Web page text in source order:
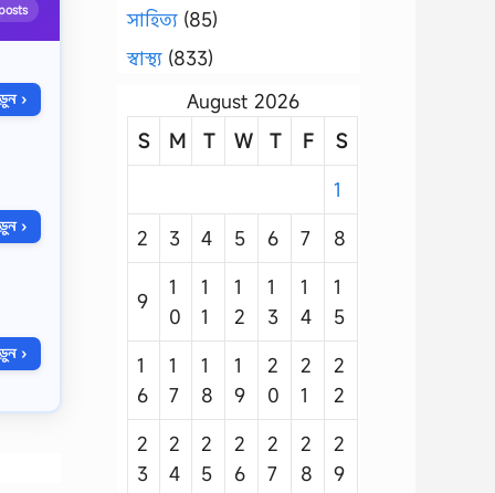
›
›
›
সাহিত্য(85)
স্বাস্থ্য(833)
August 2026
S
M T W T F
S
1
2
3 4 5 6 7 8
9
1
0
1
1
1
2
1
3
1
4
1
5
1
6
1
7
1
8
1
9
2
0
2
1
2
2
2
3
2
4
2
5
2
6
2
7
2
8
2
9